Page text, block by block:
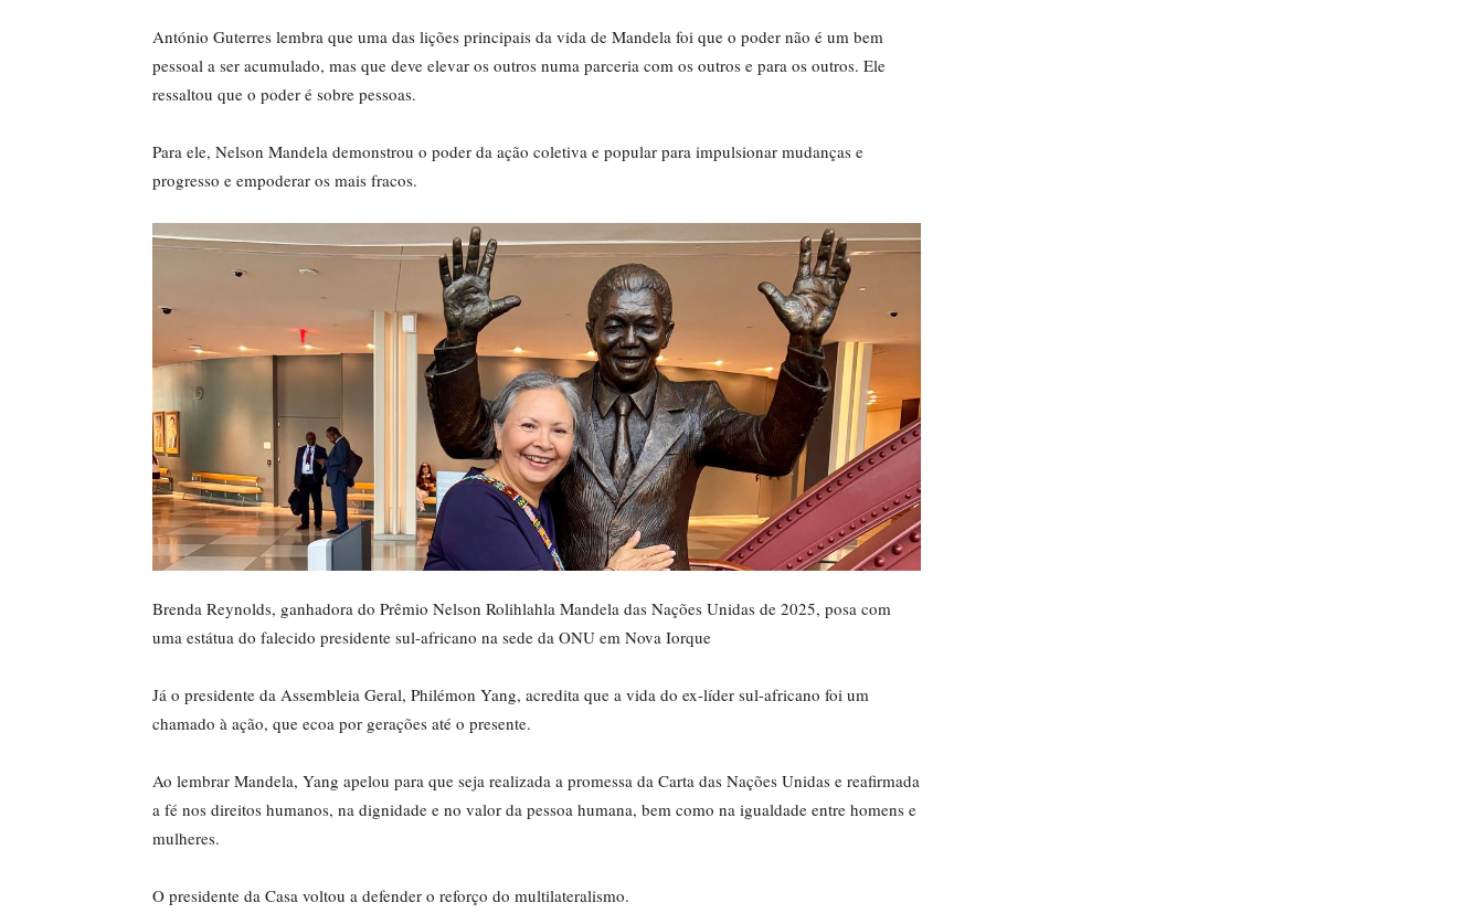
António Guterres lembra que uma das lições principais da vida de Mandela foi que o poder não é um bem
pessoal a ser acumulado, mas que deve elevar os outros numa parceria com os outros e para os outros. Ele
ressaltou que o poder é sobre pessoas.
Para ele, Nelson Mandela demonstrou o poder da ação coletiva e popular para impulsionar mudanças e
progresso e empoderar os mais fracos.
Brenda Reynolds, ganhadora do Prêmio Nelson Rolihlahla Mandela das Nações Unidas de 2025, posa com
uma estátua do falecido presidente sul-africano na sede da ONU em Nova Iorque
Já o presidente da Assembleia Geral, Philémon Yang, acredita que a vida do ex-líder sul-africano foi um
chamado à ação, que ecoa por gerações até o presente.
Ao lembrar Mandela, Yang apelou para que seja realizada a promessa da Carta das Nações Unidas e reafirmada
a fé nos direitos humanos, na dignidade e no valor da pessoa humana, bem como na igualdade entre homens e
mulheres.
O presidente da Casa voltou a defender o reforço do multilateralismo.